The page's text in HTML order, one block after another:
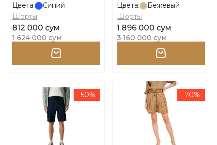
stampa logo размер xl
Цвета:
Синий
Шорты
812 000 сум
1 624 000 сум
Shortlari размер 48
Цвета:
Бежевый
Шорты
1 896 000 сум
3 160 000 сум
-50% -70%